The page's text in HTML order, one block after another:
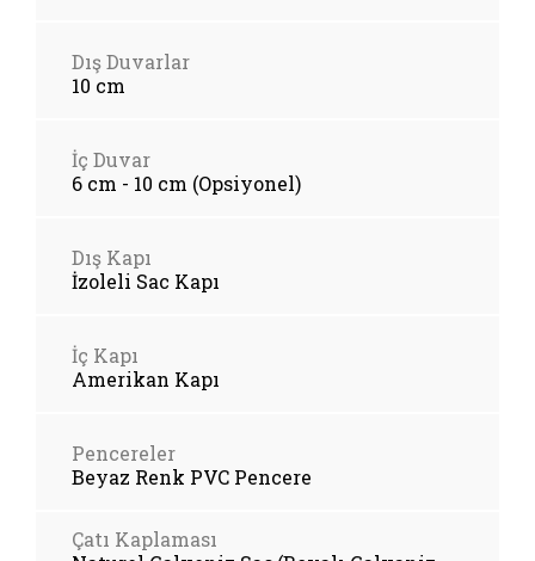
Dış Duvarlar
10 cm
İç Duvar
6 cm - 10 cm (Opsiyonel)
Dış Kapı
İzoleli Sac Kapı
İç Kapı
Amerikan Kapı
Pencereler
Beyaz Renk PVC Pencere
Çatı Kaplaması